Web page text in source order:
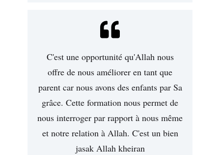
C'est une opportunité qu'Allah nous
offre de nous améliorer en tant que
parent car nous avons des enfants par Sa
grâce. Cette formation nous permet de
nous interroger par rapport à nous même
et notre relation à Allah. C'est un bien
jasak Allah kheiran